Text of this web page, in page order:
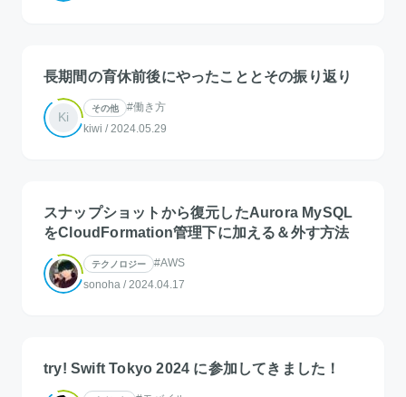
長期間の育休前後にやったこととその振り返り
Ki
その他
#働き方
kiwi / 2024.05.29
スナップショットから復元したAurora MySQL
をCloudFormation管理下に加える＆外す方法
テクノロジー
#AWS
sonoha / 2024.04.17
try! Swift Tokyo 2024 に参加してきました！